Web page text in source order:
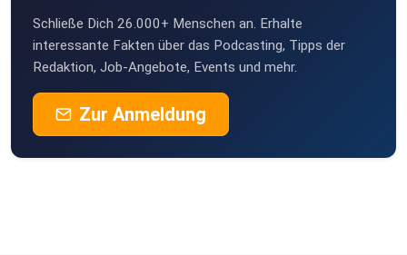
Schließe Dich 26.000+ Menschen an. Erhalte
interessante Fakten über das Podcasting, Tipps der
Redaktion, Job-Angebote, Events und mehr.
Zur Anmeldung